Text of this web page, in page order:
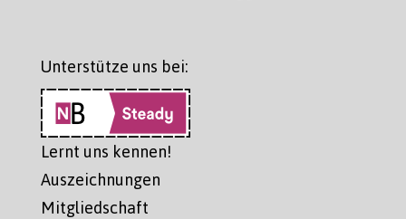
Unterstütze uns bei:
Lernt uns kennen!
Auszeichnungen
Mitgliedschaft